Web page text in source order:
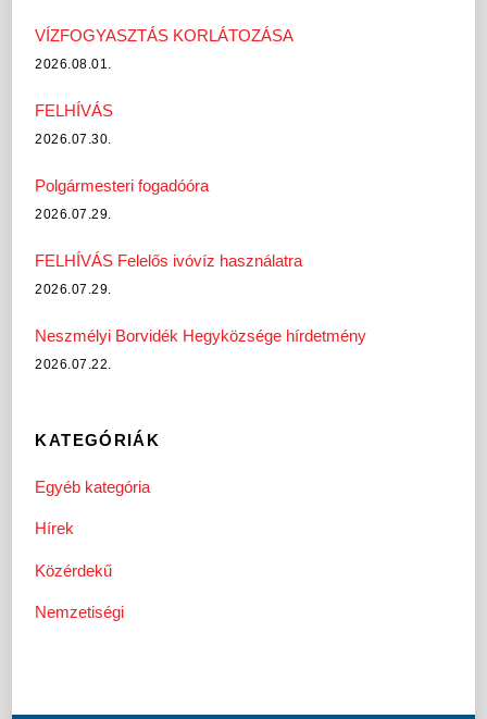
VÍZFOGYASZTÁS KORLÁTOZÁSA
2026.08.01.
FELHÍVÁS
2026.07.30.
Polgármesteri fogadóóra
2026.07.29.
FELHÍVÁS Felelős ivóvíz használatra
2026.07.29.
Neszmélyi Borvidék Hegyközsége hírdetmény
2026.07.22.
KATEGÓRIÁK
Egyéb kategória
Hírek
Közérdekű
Nemzetiségi